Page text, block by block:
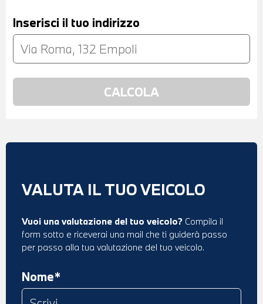
Inserisci il tuo indirizzo
VALUTA IL TUO VEICOLO
Vuoi una valutazione del tuo veicolo? Compila il
form sotto e riceverai una mail che ti guiderà passo
per passo alla tua valutazione del tuo veicolo.
Nome*